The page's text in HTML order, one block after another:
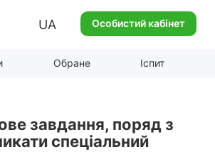
UA Особистий кабінет
Обране Іспит
завдання, поряд з
спеціальний